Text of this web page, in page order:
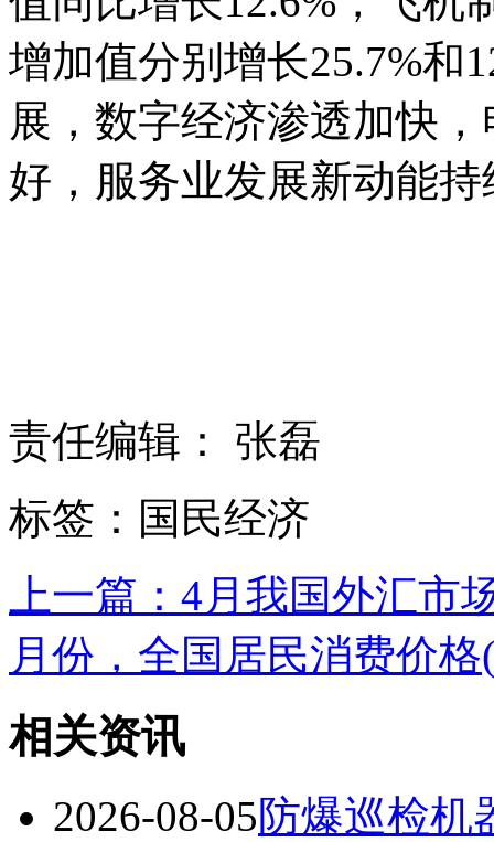
增加值分别增长25.7%和
展，数字经济渗透加快
好，服务业发展新动能
责任编辑： 张磊
标签：国民经济
上一篇：4月我国外汇市
月份，全国居民消费价格
相关资讯
2026-08-05防爆巡检机